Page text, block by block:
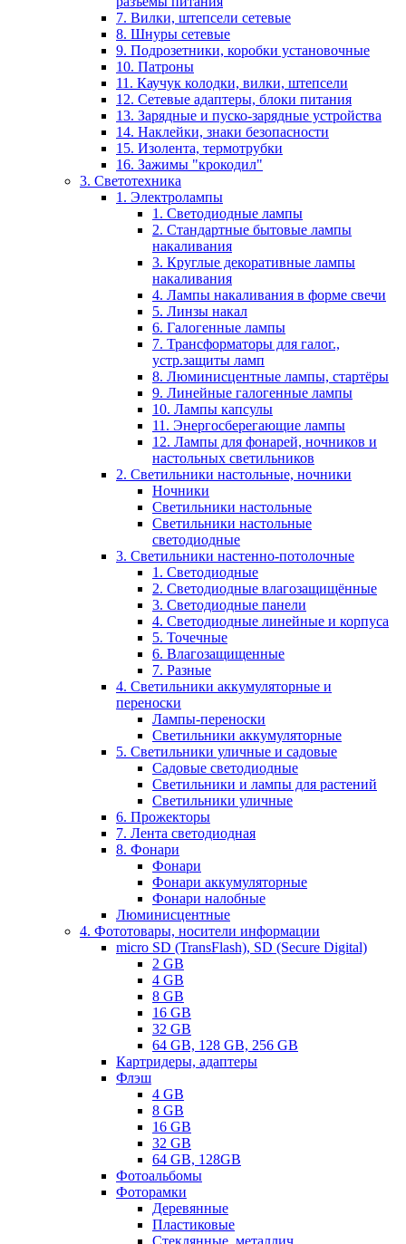
7. Вилки, штепсели сетевые
8. Шнуры сетевые
9. Подрозетники, коробки установочные
10. Патроны
11. Каучук колодки, вилки, штепсели
12. Сетевые адаптеры, блоки питания
13. Зарядные и пуско-зарядные устройства
14. Наклейки, знаки безопасности
15. Изолента, термотрубки
16. Зажимы "крокодил"
3. Светотехника
1. Электролампы
1. Светодиодные лампы
2. Стандартные бытовые лампы
накаливания
3. Круглые декоративные лампы
накаливания
4. Лампы накаливания в форме свечи
5. Линзы накал
6. Галогенные лампы
7. Трансформаторы для галог.,
устр.защиты ламп
8. Люминисцентные лампы, стартёры
9. Линейные галогенные лампы
10. Лампы капсулы
11. Энергосберегающие лампы
12. Лампы для фонарей, ночников и
настольных светильников
2. Светильники настольные, ночники
Ночники
Светильники настольные
Светильники настольные
светодиодные
3. Светильники настенно-потолочные
1. Светодиодные
2. Светодиодные влагозащищённые
3. Светодиодные панели
4. Светодиодные линейные и корпуса
5. Точечные
6. Влагозащищенные
7. Разные
4. Светильники аккумуляторные и
переноски
Лампы-переноски
Светильники аккумуляторные
5. Светильники уличные и садовые
Садовые светодиодные
Светильники и лампы для растений
Светильники уличные
6. Прожекторы
7. Лента светодиодная
8. Фонари
Фонари
Фонари аккумуляторные
Фонари налобные
Люминисцентные
4. Фототовары, носители информации
micro SD (TransFlash), SD (Secure Digital)
2 GB
4 GB
8 GB
16 GB
32 GB
64 GB, 128 GB, 256 GB
Картридеры, адаптеры
Флэш
4 GB
8 GB
16 GB
32 GB
64 GB, 128GB
Фотоальбомы
Фоторамки
Деревянные
Пластиковые
Стеклянные, металлич.